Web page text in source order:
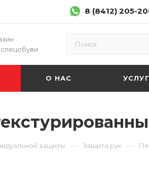
8 (8412) 205-
О НАС
защиты — Защита рук —